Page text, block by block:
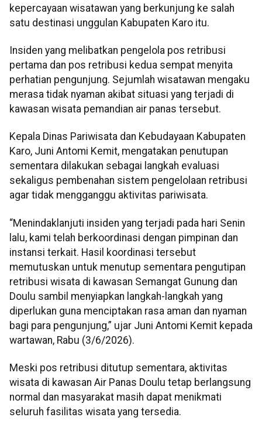
kepercayaan wisatawan yang berkunjung ke salah
satu destinasi unggulan Kabupaten Karo itu.
Insiden yang melibatkan pengelola pos retribusi
pertama dan pos retribusi kedua sempat menyita
perhatian pengunjung. Sejumlah wisatawan mengaku
merasa tidak nyaman akibat situasi yang terjadi di
kawasan wisata pemandian air panas tersebut.
Kepala Dinas Pariwisata dan Kebudayaan Kabupaten
Karo, Juni Antomi Kemit, mengatakan penutupan
sementara dilakukan sebagai langkah evaluasi
sekaligus pembenahan sistem pengelolaan retribusi
agar tidak mengganggu aktivitas pariwisata.
“Menindaklanjuti insiden yang terjadi pada hari Senin
lalu, kami telah berkoordinasi dengan pimpinan dan
instansi terkait. Hasil koordinasi tersebut
memutuskan untuk menutup sementara pengutipan
retribusi wisata di kawasan Semangat Gunung dan
Doulu sambil menyiapkan langkah-langkah yang
diperlukan guna menciptakan rasa aman dan nyaman
bagi para pengunjung,” ujar Juni Antomi Kemit kepada
wartawan, Rabu (3/6/2026).
Meski pos retribusi ditutup sementara, aktivitas
wisata di kawasan Air Panas Doulu tetap berlangsung
normal dan masyarakat masih dapat menikmati
seluruh fasilitas wisata yang tersedia.